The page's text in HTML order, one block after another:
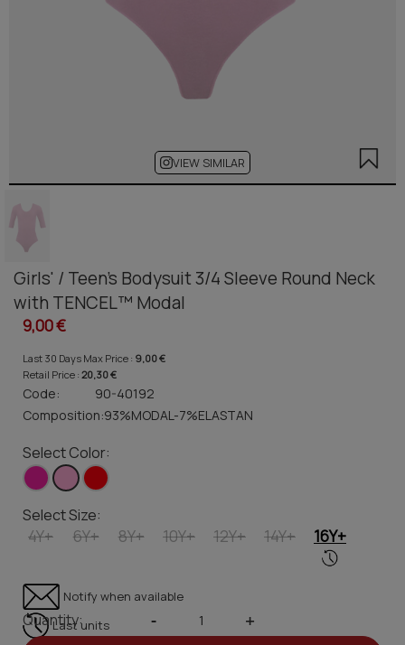
VIEW SIMILAR
Girls' / Teen's Bodysuit 3/4 Sleeve Round Neck
with TENCEL™ Modal
9,00 €
Last 30 Days Max Price : 9,00 €
Retail Price : 20,30 €
Code:
90-40192
Composition:93%MODAL-7%ELASTAN
Select Color:
Select Size:
4Y+ 6Y+ 8Y+ 10Y+ 12Y+ 14Y+ 16Y+
Notify when available
Last units
Quantity: - +